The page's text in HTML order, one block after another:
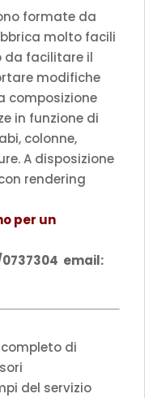
formate da
molto facili
da facilitare il
modifiche
composizione
in funzione di
colonne,
A disposizione
rendering
per un
email:
di
del servizio